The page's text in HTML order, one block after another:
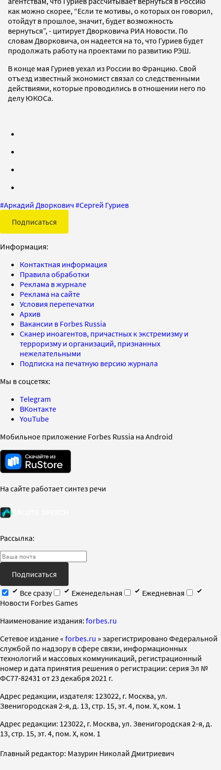
как можно скорее, “Если те мотивы, о которых он говорил,
отойдут в прошлое, значит, будет возможность
вернуться”, - цитирует Дворковича РИА Новости. По
словам Дворковича, он надеется на то, что Гуриев будет
продолжать работу на проектами по развитию РЭШ.
В конце мая Гуриев уехал из России во Францию. Свой
отъезд известный экономист связал со следственными
действиями, которые проводились в отношении него по
делу ЮКОСа.
#Аркадий Дворкович #Сергей Гуриев
Подписаться
Информация:
Контактная информация
Правила обработки
Реклама в журнале
Реклама на сайте
Условия перепечатки
Архив
Вакансии в Forbes Russia
Сканер иноагентов, причастных к экстремизму и
терроризму и организаций, признанных
нежелательными
Подписка на печатную версию журнала
Мы в соцсетях:
Telegram
ВКонтакте
YouTube
Мобильное приложение Forbes Russia на Android
На сайте работает синтез речи
Рассылка:
Подписаться
Все сразу
Еженедельная
Ежедневная
Новости Forbes Games
Наименование издания: forbes.ru
Cетевое издание « forbes.ru » зарегистрировано Федеральной
службой по надзору в сфере связи, информационных
технологий и массовых коммуникаций, регистрационный
номер и дата принятия решения о регистрации: серия Эл №
ФС77-82431 от 23 декабря 2021 г.
Адрес редакции, издателя: 123022, г. Москва, ул.
Звенигородская 2-я, д. 13, стр. 15, эт. 4, пом. X, ком. 1
Адрес редакции: 123022, г. Москва, ул. Звенигородская 2-я, д.
13, стр. 15, эт. 4, пом. X, ком. 1
Главный редактор: Мазурин Николай Дмитриевич